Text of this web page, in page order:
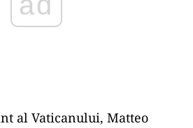
al Vaticanului, Matteo